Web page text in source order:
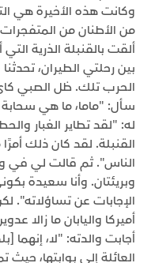
وكانت هذه الأخيرة هي
من الأطنان من
ألقت بالقنبلة الذرية
بين رحلتي الطيران،
الحرب تلك. ظل الصبي
سأل: "ماما، ما هي
له: "لقد تطاير الغبار
القنبلة. لقد كان ذلك
الناس". ثم قالت لي في
وبريئتان. وأنا سعيدة
الإجابات عن
أميركا واليابان ما زالا
أجابت والدته: "لا،
العائلة إلى بوابتها،